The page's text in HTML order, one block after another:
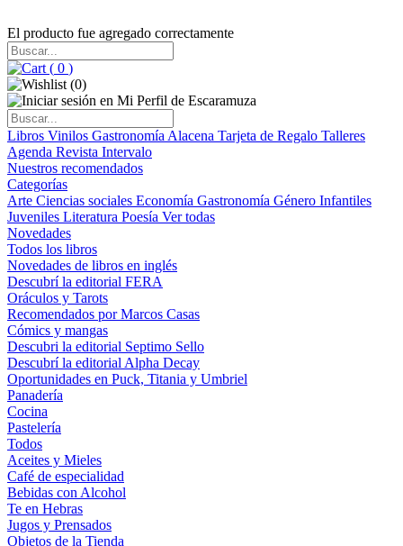
El producto fue agregado correctamente
( 0 )
(0)
Libros Vinilos Gastronomía Alacena Tarjeta de Regalo Talleres
Agenda Revista Intervalo
Nuestros recomendados
Categorías
Arte Ciencias sociales Economía Gastronomía Género Infantiles
Juveniles Literatura Poesía Ver todas
Novedades
Todos los libros
Novedades de libros en inglés
Descubrí la editorial FERA
Oráculos y Tarots
Recomendados por Marcos Casas
Cómics y mangas
Descubri la editorial Septimo Sello
Descubrí la editorial Alpha Decay
Oportunidades en Puck, Titania y Umbriel
Panadería
Cocina
Pastelería
Todos
Aceites y Mieles
Café de especialidad
Bebidas con Alcohol
Te en Hebras
Jugos y Prensados
Objetos de la Tienda